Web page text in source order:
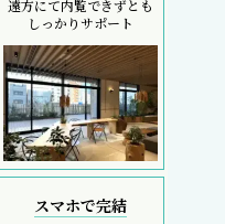
遠方にて内覧できずとも
しっかりサポート
スマホで完結